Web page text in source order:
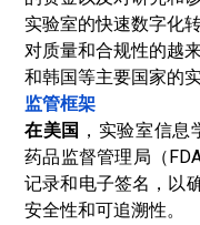
实验室的快速数字化
对质量和合规性的越
和韩国等主要国家的
监管框架
在美国 ，实验室信
药品监督管理局（
记录和电子签名，以
安全性和可追溯性。